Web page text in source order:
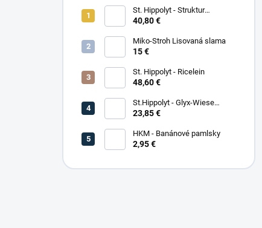
St. Hippolyt - Struktur
Energetikum
40,80 €
Miko-Stroh Lisovaná slama
15 €
St. Hippolyt - Ricelein
48,60 €
St.Hippolyt - Glyx-Wiese
Seniorfaser
23,85 €
HKM - Banánové pamlsky
2,95 €